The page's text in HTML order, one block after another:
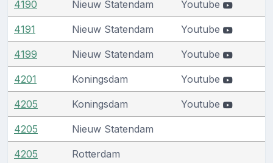
4190 Nieuw Statendam Youtube
4191 Nieuw Statendam Youtube
4199 Nieuw Statendam Youtube
4201 Koningsdam Youtube
4205 Koningsdam Youtube
4205 Nieuw Statendam
4205 Rotterdam